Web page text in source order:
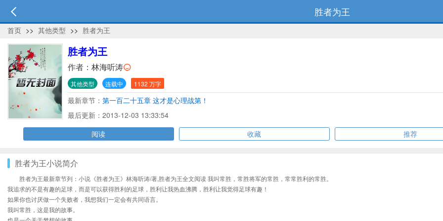
胜者为王
首页 >> 其他类型 >> 胜者为王
胜者为王
作者： 林海听涛
其他类型 连载中 1132 万字
最新章节： 第一百二十五章 这才是心理战第！
最后更新：2013-12-03 13:33:54
阅读
收藏 推荐
胜者为王小说简介
胜者为王最新章节列：小说《胜者为王》林海听涛/著,胜者为王全文阅读 我叫常胜，常胜将军的常胜，常常胜利的常胜。
我追求的不是有趣的足球，而是可以获得胜利的足球，胜利让我热血沸腾，胜利让我觉得足球有趣！
如果你也讨厌做一个失败者，我想我们一定会有共同语言。
我叫常胜，这是我的故事。